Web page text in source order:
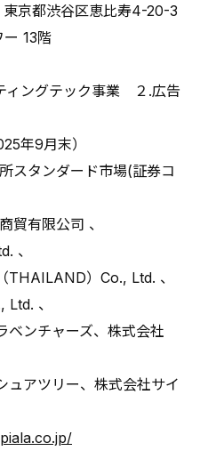
都渋谷区恵比寿4-20-3
13階
ングテック事業 ２.広告
年9月末）
スタンダード市場(証券コ
有限公司 、
、
）Co., Ltd. 、
、
ャーズ、株式会社
リー、株式会社サイ